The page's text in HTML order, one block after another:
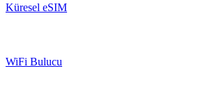
Küresel eSIM
WiFi Bulucu